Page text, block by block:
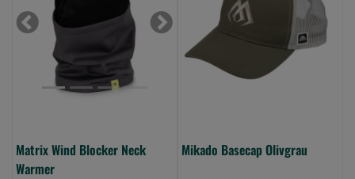
Neck
Warmer
Previous Next
Matrix Wind Blocker Neck
Warmer
Mikado Basecap Olivgrau